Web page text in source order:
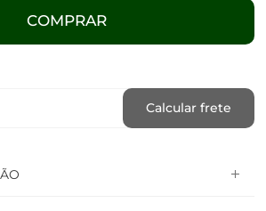
COMPRAR
Calcular frete